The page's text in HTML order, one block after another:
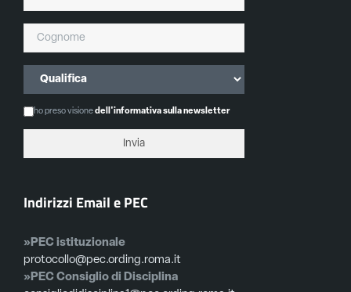
ho preso visionedell'informativa sulla newsletter
Indirizzi Email e PEC
»PEC istituzionale
protocollo@pec.ording.roma.it
»PEC Consiglio di Disciplina